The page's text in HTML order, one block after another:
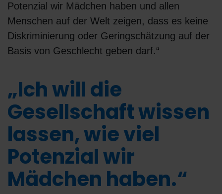
Potenzial wir Mädchen haben und allen
Menschen auf der Welt zeigen, dass es keine
Diskriminierung oder Geringschätzung auf der
Basis von Geschlecht geben darf.“
„Ich will die
Gesellschaft wissen
lassen, wie viel
Potenzial wir
Mädchen haben.“